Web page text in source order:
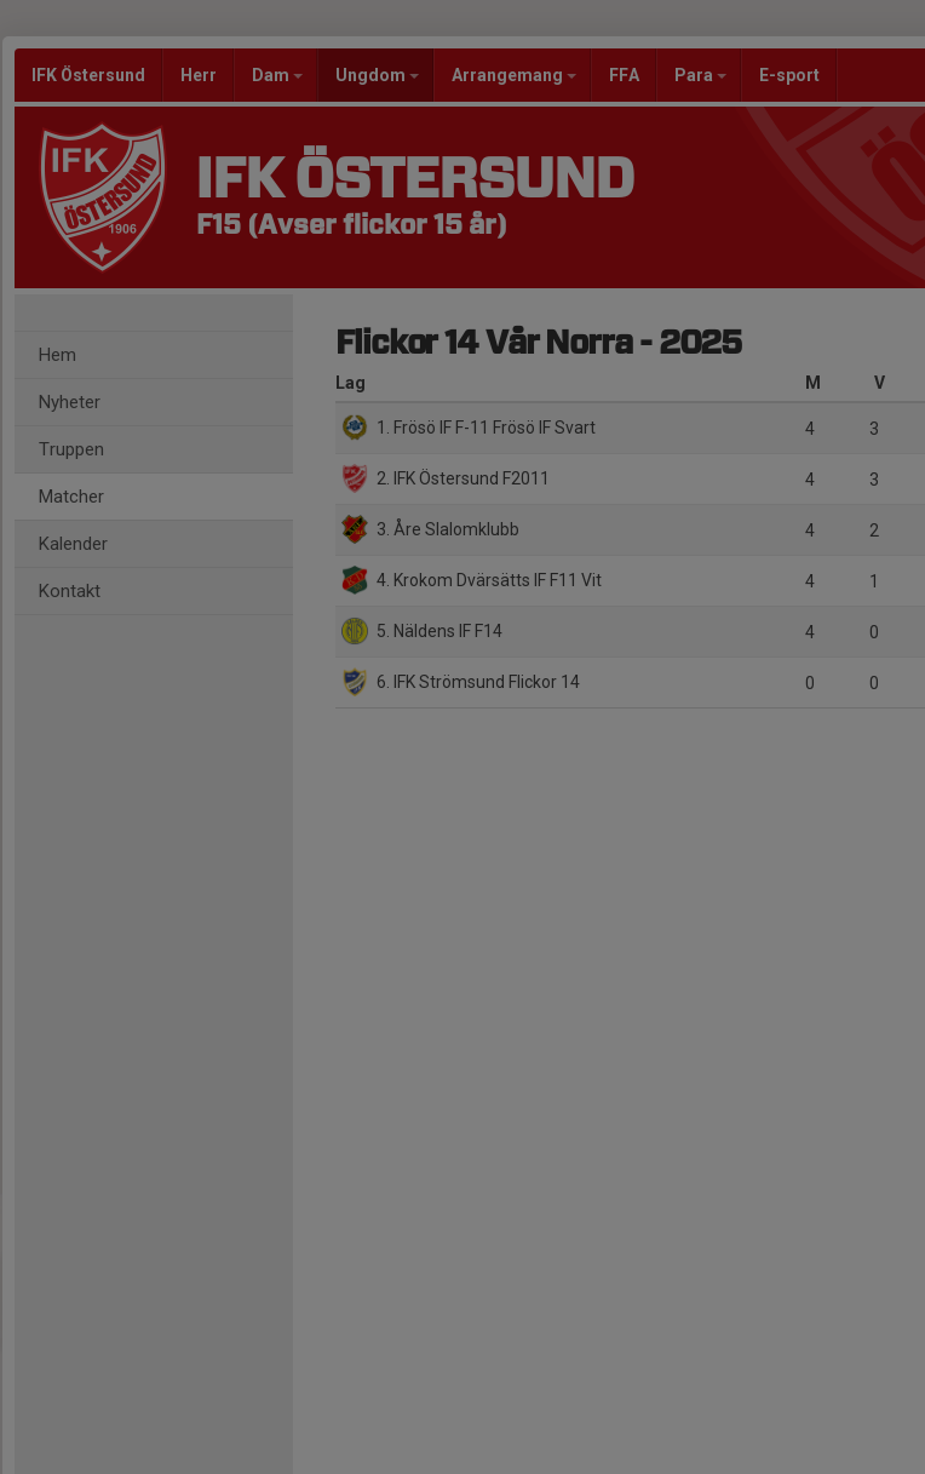
IFK Östersund Herr Dam Ungdom Arrangemang FFA Para E-sport
IFK ÖSTERSUND
F15 (Avser flickor 15 år)
Hem
Nyheter
Truppen
Matcher
Kalender
Kontakt
Flickor 14 Vår Norra - 2025
Lag M V
1. Frösö IF F-11 Frösö IF Svart 4 3
2. IFK Östersund F2011 4 3
3. Åre Slalomklubb 4 2
4. Krokom Dvärsätts IF F11 Vit 4 1
5. Näldens IF F14 4 0
6. IFK Strömsund Flickor 14 0 0